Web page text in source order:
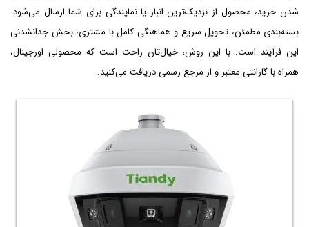
شدن خرید، محصول از نزدیک‌ترین انبار یا نمایندگی برای شما ارسال می‌شود.
بسته‌بندی مطمئن، تحویل سریع و هماهنگی کامل با مشتری، بخش جدانشدنی
این فرآیند است. با این روش، خیال‌تان راحت است که محصولی اورجینال،
همراه با گارانتی معتبر و از مرجع رسمی دریافت می‌کنید.